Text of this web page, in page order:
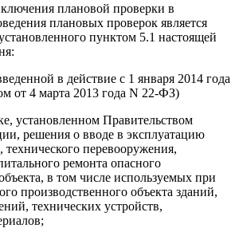
плановой проверки в
плановых проверок является
пунктом 5.1 настоящей
в действие с 1 января 2014 года
от 4 марта 2013 года N 22-ФЗ)
установленном Правительством
решения о вводе в эксплуатацию
технического перевооружения,
ремонта опасного
в том числе используемых при
производственного объекта зданий,
технических устройств,